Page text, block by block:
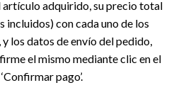
adquirido, su precio total
con cada uno de los
los datos de envío del pedido,
el mismo mediante clic en el
pago’.